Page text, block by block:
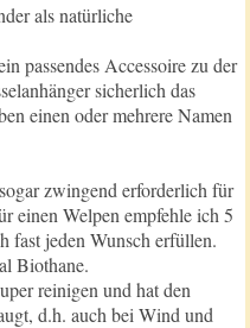
als natürliche
passendes Accessoire zu der
sicherlich das
einen oder mehrere Namen
zwingend erforderlich für
einen Welpen empfehle ich 5
fast jeden Wunsch erfüllen.
Biothane.
reinigen und hat den
d.h. auch bei Wind und